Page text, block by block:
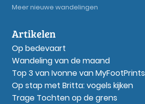
Meer nieuwe wandelingen
Artikelen
Op bedevaart
Wandeling van de maand
Top 3 van Ivonne van MyFootPrints
Op stap met Britta: vogels kijken
Trage Tochten op de grens